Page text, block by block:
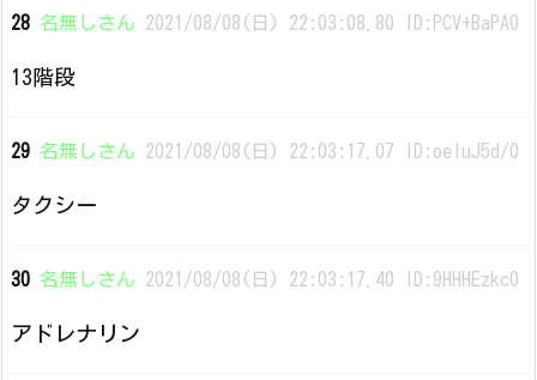
28 名無しさん 2021/08/08(日) 22:03:08.80 ID:PCV+BaPA0
13階段
29 名無しさん 2021/08/08(日) 22:03:17.07 ID:oeIuJ5d/0
タクシー
30 名無しさん 2021/08/08(日) 22:03:17.40 ID:9HHHEzkc0
アドレナリン